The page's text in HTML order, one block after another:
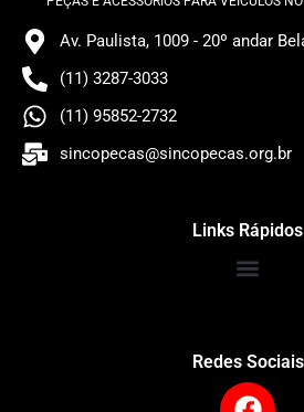
Av. Paulista, 1009 - 20º andar
(11) 3287-3033
(11) 95852-2732
sincopecas@sincopecas.org.br
Links Rápidos
Redes Sociais